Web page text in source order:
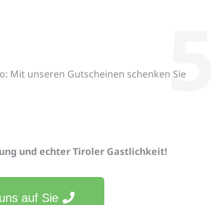
5
Mit unseren Gutscheinen schenken Sie
und echter Tiroler Gastlichkeit!
auf Sie